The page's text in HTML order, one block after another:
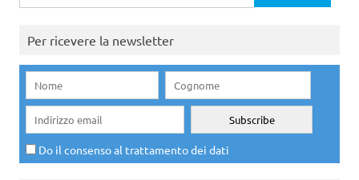
per:
Per ricevere la newsletter
Do il consenso al trattamento dei dati